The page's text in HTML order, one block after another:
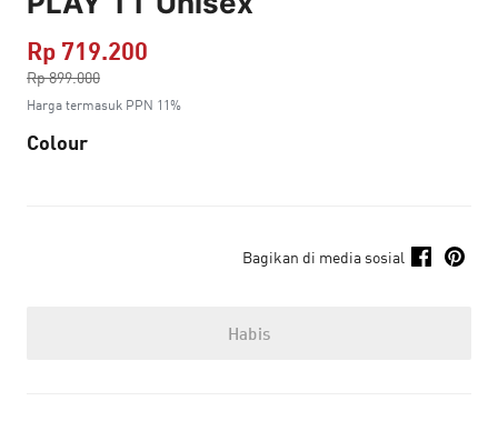
Rp 719.200
Rp 899.000
ke
Harga termasuk PPN 11%
Colour
Bagikan di media sosial
Habis